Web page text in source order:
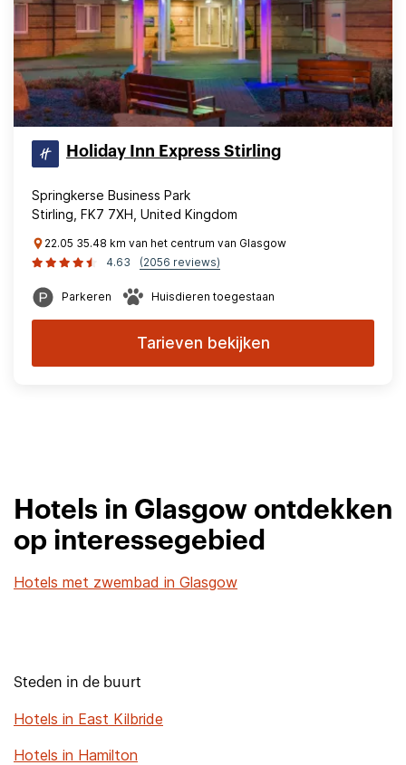
Holiday Inn Express Stirling
Springkerse Business Park
Stirling, FK7 7XH, United Kingdom
22.05 35.48 km van het centrum van Glasgow
4.63
(2056 reviews)
Parkeren Huisdieren toegestaan
Tarieven bekijken
Hotels in Glasgow ontdekken
op interessegebied
Hotels met zwembad in Glasgow
Steden in de buurt
Hotels in East Kilbride
Hotels in Hamilton